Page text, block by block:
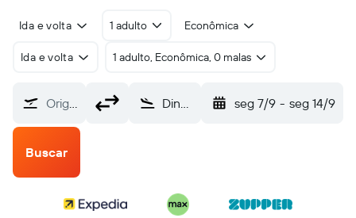
Ida e volta 1 adulto Econômica
Ida e volta 1 adulto, Econômica, 0 malas
Origem Dinard Pleurtuit (DNR) seg 7/9 - seg 14/9
Buscar